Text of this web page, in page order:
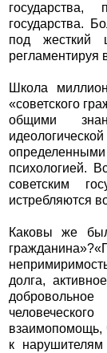
государства.
под жесткий
регламентируя
Школа
«советского
общими
психологией.
советским
истребляются
Каковы же
долга,
взаимопомощь,
к